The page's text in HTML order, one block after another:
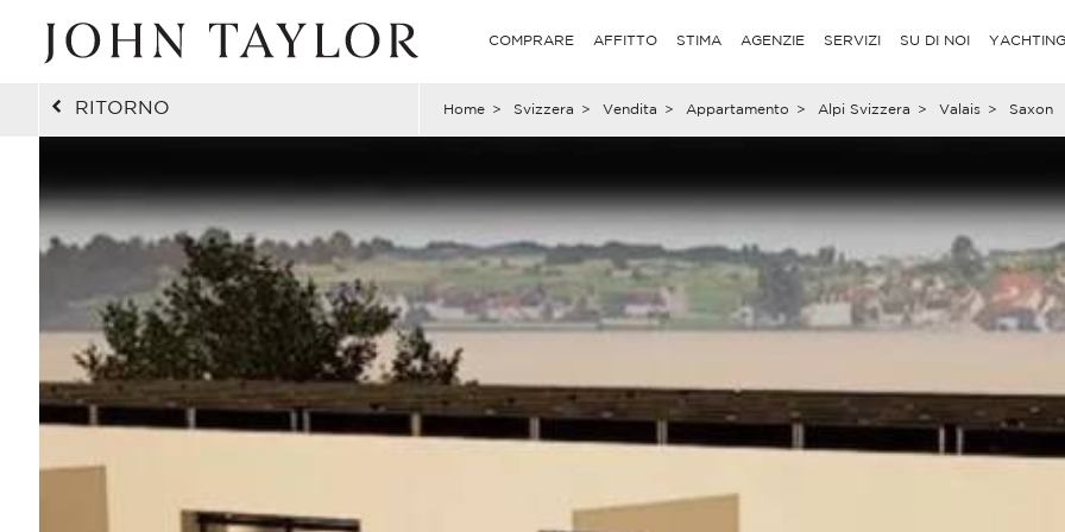
COMPRARE AFFITTO STIMA AGENZIE SERVIZI SU DI NOI
RITORNO Home > Svizzera > Vendita > Appartamento > Alpi Svizzera > Valais > Saxon